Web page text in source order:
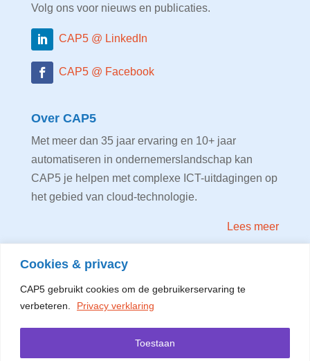
Cookies & privacy
CAP5 gebruikt cookies om de gebruikerservaring te
verbeteren.
Privacy verklaring
Toestaan
Volg ons voor nieuws en publicaties.
CAP5 @ LinkedIn
CAP5 @ Facebook
Over CAP5
Met meer dan 35 jaar ervaring en 10+ jaar
automatiseren in ondernemerslandschap kan
CAP5 je helpen met complexe ICT-uitdagingen op
het gebied van cloud-technologie.
Lees meer
Privacy verklaring
Algemene voorwaarden CAP5 B.V.